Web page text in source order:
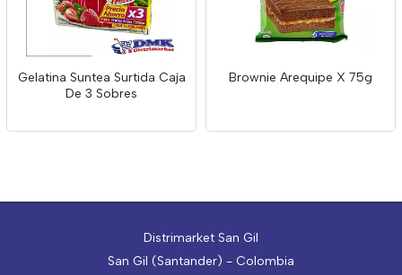
Gelatina Suntea Surtida Caja
De 3 Sobres
Brownie Arequipe X 75g
Distrimarket San Gil
San Gil (Santander) - Colombia